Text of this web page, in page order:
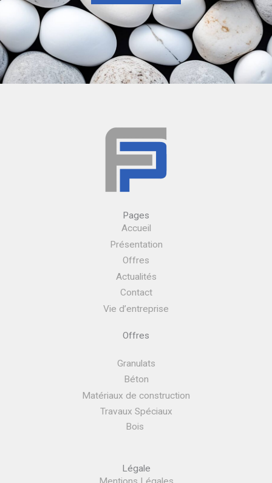
Pages
Accueil
Présentation
Offres
Actualités
Contact
Vie d’entreprise
Offres
Granulats
Béton
Matériaux de construction
Travaux Spéciaux
Bois
Légale